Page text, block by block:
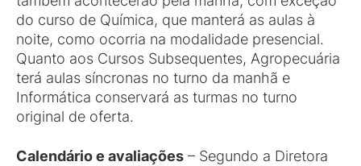
do curso de Química, que manterá as aulas à
noite, como ocorria na modalidade presencial.
Quanto aos Cursos Subsequentes, Agropecuária
terá aulas síncronas no turno da manhã e
Informática conservará as turmas no turno
original de oferta.
Calendário e avaliações – Segundo a Diretora